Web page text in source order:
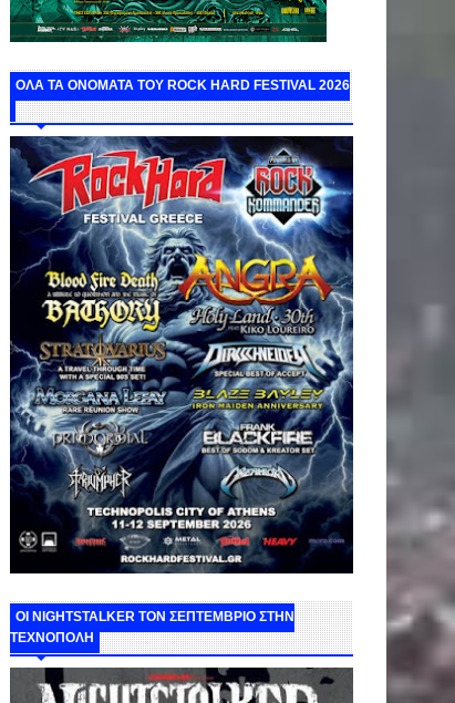
ΟΛΑ ΤΑ ΟΝΟΜΑΤΑ ΤΟΥ ROCK HARD FESTIVAL 2026
ΟΙ NIGHTSTALKER ΤΟΝ ΣΕΠΤΕΜΒΡΙΟ ΣΤΗΝ
ΤΕΧΝΟΠΟΛΗ